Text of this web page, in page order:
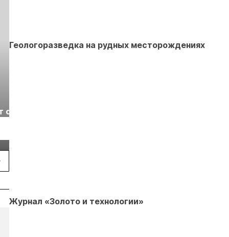
с
Геологоразведка на рудных месторождениях
Журнал «Золото и технологии»